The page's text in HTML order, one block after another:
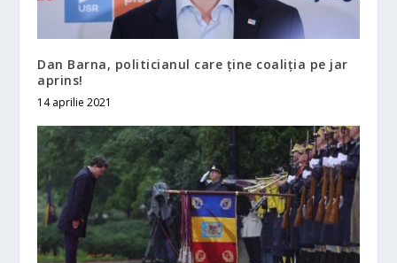
Dan Barna, politicianul care ţine coaliţia pe jar
aprins!
14 aprilie 2021